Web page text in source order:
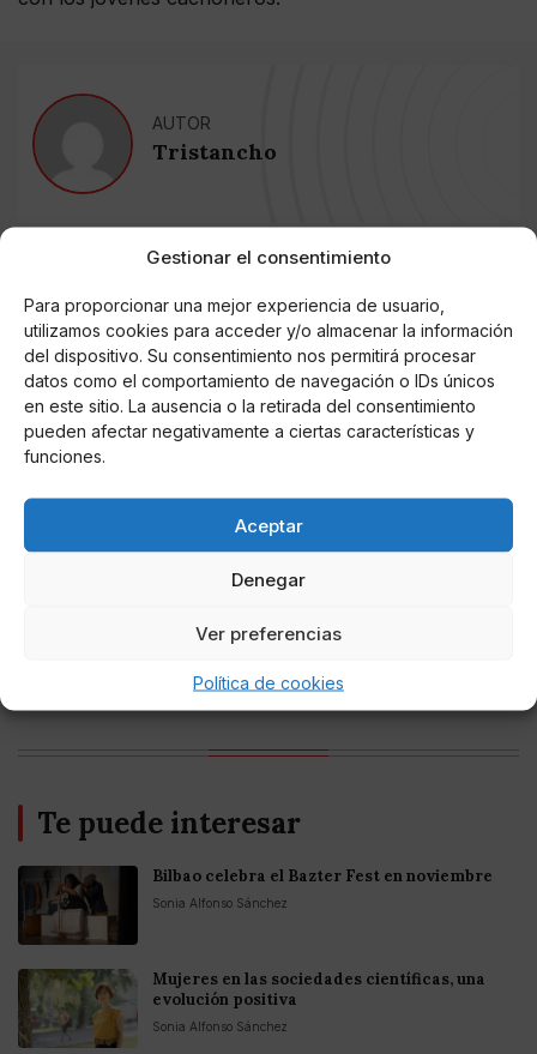
Gestionar el consentimiento
Para proporcionar una mejor experiencia de usuario,
utilizamos cookies para acceder y/o almacenar la información
del dispositivo. Su consentimiento nos permitirá procesar
datos como el comportamiento de navegación o IDs únicos
en este sitio. La ausencia o la retirada del consentimiento
pueden afectar negativamente a ciertas características y
funciones.
Aceptar
Denegar
Ver preferencias
Política de cookies
AUTOR
Tristancho
Noticias relacionadas
Online Casino
Mejores Cripto Casinos Online en
Colombia 2025: Bitcoin Casinos
Online Casino
Mejores Casinos Online con Bitcoin y
Mejores casinos online con
criptomonedas y Bitcoin en México 2025
Entretenimiento
Fortnite regresa para iOS en la Unión
Te puede interesar
Bilbao celebra el Bazter Fest en noviembre
Sonia Alfonso Sánchez
Mujeres en las sociedades científicas, una
evolución positiva
Sonia Alfonso Sánchez